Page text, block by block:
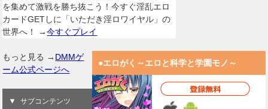
を集めて激戦を勝ち抜こう！今すぐ淫乱エロ
カードGETしに「いただき淫ロワイヤル」の
世界へ！ →今すぐプレイ
●エロがく～エロと科学と学園モノ～
もっと見る → DMMゲ
ーム公式ページへ
サブコンテンツ